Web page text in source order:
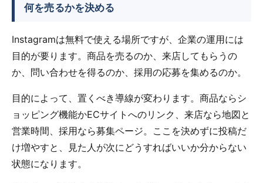
何を売るかを決める
Instagramは無料で使える場所ですが、企業の運用には
目的が要ります。商品を売るのか、来店してもらうの
か、問い合わせを得るのか、採用の応募を集めるのか。
目的によって、置くべき導線が変わります。商品ならシ
ョッピング機能かECサイトへのリンク、来店なら地図と
営業時間、採用なら募集ページ。ここを決めずに投稿だ
け増やすと、見た人が次にどうすればいいか分からない
状態になります。